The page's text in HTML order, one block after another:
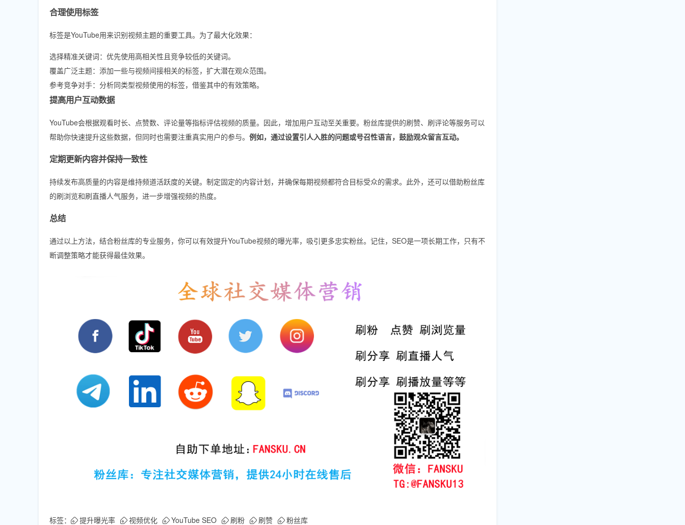
合理使用标签
标签是YouTube用来识别视频主题的重要工具。为了最大化效果：
选择精准关键词：优先使用高相关性且竞争较低的关键词。
覆盖广泛主题：添加一些与视频间接相关的标签，扩大潜在观众范围。
参考竞争对手：分析同类型视频使用的标签，借鉴其中的有效策略。
提高用户互动数据
YouTube会根据观看时长、点赞数、评论量等指标评估视频的质量。因此，增加用户互动至关重要。粉丝库提供的刷赞、刷评论等服务可以
帮助你快速提升这些数据，但同时也需要注重真实用户的参与。 例如，通过设置引人入胜的问题或号召性语言，鼓励观众留言互动。
定期更新内容并保持一致性
持续发布高质量的内容是维持频道活跃度的关键。制定固定的内容计划，并确保每期视频都符合目标受众的需求。此外，还可以借助粉丝库
的刷浏览和刷直播人气服务，进一步增强视频的热度。
总结
通过以上方法，结合粉丝库的专业服务，你可以有效提升YouTube视频的曝光率，吸引更多忠实粉丝。记住，SEO是一项长期工作，只有不
断调整策略才能获得最佳效果。
标签： 提升曝光率 视频优化 YouTube SEO 刷粉 刷赞 粉丝库